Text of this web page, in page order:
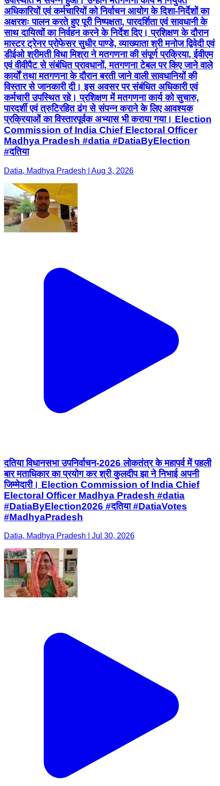
अधिकारियों एवं कर्मचारियों को निर्वाचन आयोग के दिशा-निर्देशों का
अक्षरशः पालन करते हुए पूरी निष्पक्षता, पारदर्शिता एवं सावधानी के
साथ दायित्वों का निर्वहन करने के निर्देश दिए। प्रशिक्षण के दौरान
मास्टर ट्रेनर प्रोफेसर सुधीर पाण्डे, व्याख्याता श्री मनोज द्विवेदी एवं
डीईओ श्रीमती विधा मिश्रा ने मतगणना की संपूर्ण प्रक्रिया, ईवीएम
एवं वीवीपैट से संबंधित प्रावधानों, मतगणना टेबल पर किए जाने वाले
कार्यों तथा मतगणना के दौरान बरती जाने वाली सावधानियों की
विस्तार से जानकारी दी। इस अवसर पर संबंधित अधिकारी एवं
कर्मचारी उपस्थित रहे। प्रशिक्षण में मतगणना कार्य को सुचारु,
पारदर्शी एवं त्रुटिरहित ढंग से संपन्न कराने के लिए आवश्यक
प्रक्रियाओं का विस्तारपूर्वक अभ्यास भी कराया गया। Election
Commission of India Chief Electoral Officer
Madhya Pradesh #datia #DatiaByElection
#दतिया
Datia, Madhya Pradesh | Aug 3, 2026
दतिया विधानसभा उपनिर्वाचन-2026 लोकतंत्र के महापर्व में पहली
बार मताधिकार का प्रयोग कर श्री कुलदीप झा ने निभाई अपनी
जिम्मेदारी। Election Commission of India Chief
Electoral Officer Madhya Pradesh #datia
#DatiaByElection2026 #दतिया #DatiaVotes
#MadhyaPradesh
Datia, Madhya Pradesh | Jul 30, 2026